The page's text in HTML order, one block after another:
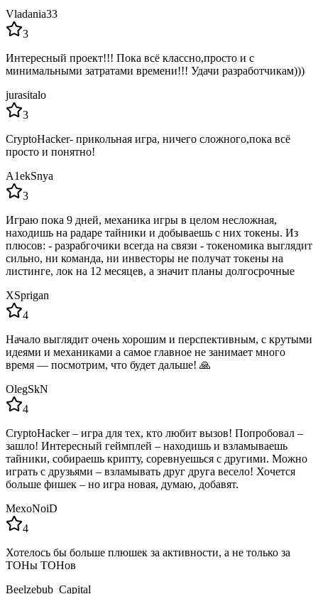
Vladania33
3
Интересный проект!!! Пока всё классно,просто и с
минимальными затратами времени!!! Удачи разработчикам)))
jurasitalo
3
CryptoHacker- прикольная игра, ничего сложного,пока всё
просто и понятно!
A1ekSnya
3
Играю пока 9 дней, механика игры в целом несложная,
находишь на радаре тайники и добываешь с них токены. Из
плюсов: - разрабгочики всегда на связи - токеномика выглядит
сильно, ни команда, ни инвесторы не получат токены на
листинге, лок на 12 месяцев, а значит планы долгосрочные
XSprigan
4
Начало выглядит очень хорошим и перспективным, с крутыми
идеями и механиками а самое главное не занимает много
время — посмотрим, что будет дальше! 🙏
OlegSkN
4
CryptoHacker – игра для тех, кто любит вызов! Попробовал –
зашло! Интересный геймплей – находишь и взламываешь
тайники, собираешь крипту, соревнуешься с другими. Можно
играть с друзьями – взламывать друг друга весело! Хочется
больше фишек – но игра новая, думаю, добавят.
MexoNoiD
4
Хотелось бы больше плюшек за активности, а не только за
ТОНы ТОНов
Beelzebub_Capital